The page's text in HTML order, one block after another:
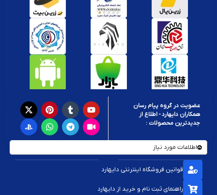
اصل پلی استیشن
لذت چند برابری دارد. دسته‌های موجود در این صفحه از
نظر عملکرد تست شده‌اند و می‌توانند ساعت‌ها بدون مشکل شما را همراهی
چرا از ما خرید کنید؟
قیمت دسته PS1، PS2 و PS3 به‌صرفه و مناسب
تنوع بالا در مدل‌های دسته اصلی و اقتصادی
امکان خرید آنلاین و ارسال سریع به سراسر کشور
پشتیبانی تخصصی برای انتخاب بهتر دسته مناسب
نکات مهم پیش از خرید دسته پلی استیشن کلاسیک:
اگر کنسول شما اصل سونی است، بهتر است از
PS2 یا PS3
استفاده کنید تا بهترین عملکرد را داشته باشید.
هستند.
عضویت در گروه پیام رسان
همکاران دایهارد - اطلاع از
جدیدترین محصولات :
اطلاعات مورد نیاز
قوانین فروشگاه اینترنتی دایهارد
راهنمای ثبت نام و خرید از دایهارد